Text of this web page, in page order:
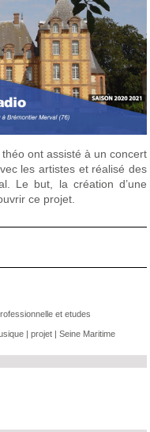
ont assisté à un concert
les artistes et réalisé des
Le but, la création d’une
ce projet.
et etudes
| projet | Seine Maritime